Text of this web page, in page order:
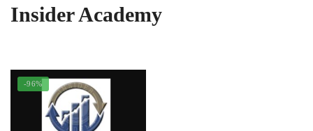
Insider Academy
-96%